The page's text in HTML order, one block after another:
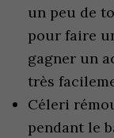
un peu de
pour faire
gagner un
très
Céleri
pendant le